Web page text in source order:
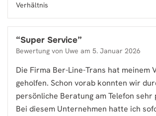
Verhältnis
“Super Service”
Bewertung von Uwe am 5. Januar 2026
Die Firma Ber-Line-Trans hat meinem
geholfen. Schon vorab konnten wir
persönliche Beratung am Telefon
Bei diesem Unternehmen hatte ich